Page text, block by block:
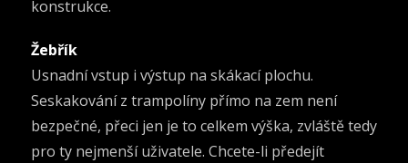
konstrukce.
Žebřík
Usnadní vstup i výstup na skákací plochu.
Seskakování z trampolíny přímo na zem není
bezpečné, přeci jen je to celkem výška, zvláště tedy
pro ty nejmenší uživatele. Chcete-li předejít